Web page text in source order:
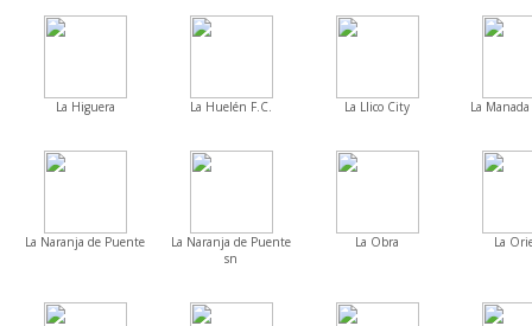
La Higuera La Huelén F.C. La Llico City La
La Naranja de Puente
La Naranja de Puente
sn
La Obra La